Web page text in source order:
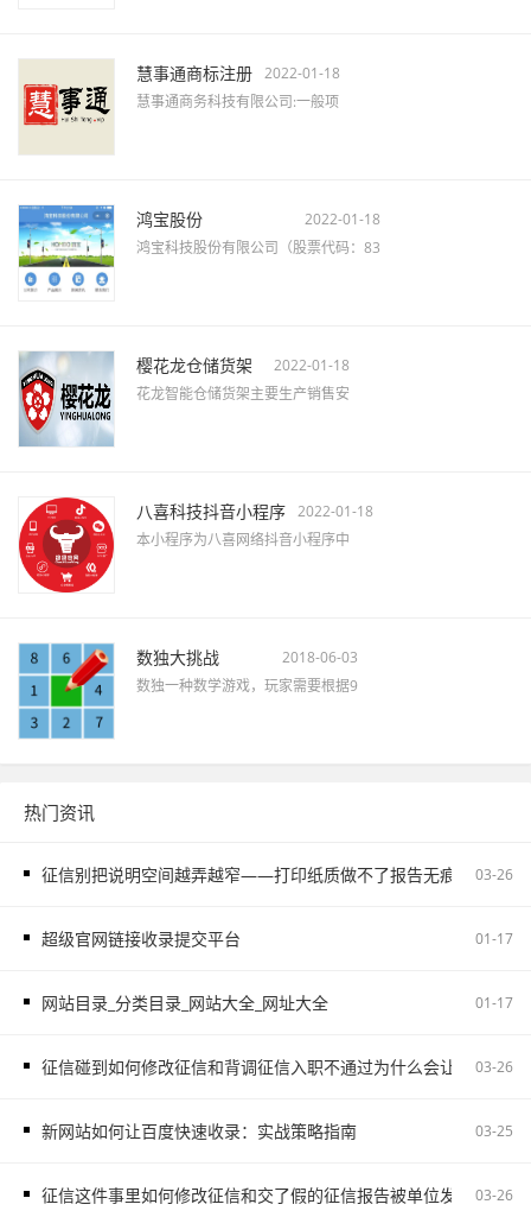
慧事通商标注册 2022-01-18
慧事通商务科技有限公司:一般项
鸿宝股份
2022-01-18
鸿宝科技股份有限公司（股票代码：83
樱花龙仓储货架
2022-01-18
花龙智能仓储货架主要生产销售安
八喜科技抖音小程序 2022-01-18
本小程序为八喜网络抖音小程序中
数独大挑战
2018-06-03
数独一种数学游戏，玩家需要根据9
热门资讯
征信别把说明空间越弄越窄——打印纸质做不了报告无痕PS修改和
03-26
超级官网链接收录提交平台 01-17
网站目录_分类目录_网站大全_网址大全 01-17
征信碰到如何修改征信和背调征信入职不通过为什么会让自己更被
03-26
新网站如何让百度快速收录：实战策略指南 03-25
征信这件事里如何修改征信和交了假的征信报告被单位发现容易把
03-26